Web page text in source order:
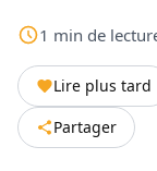
1 min de
Lire plus tard
Partager